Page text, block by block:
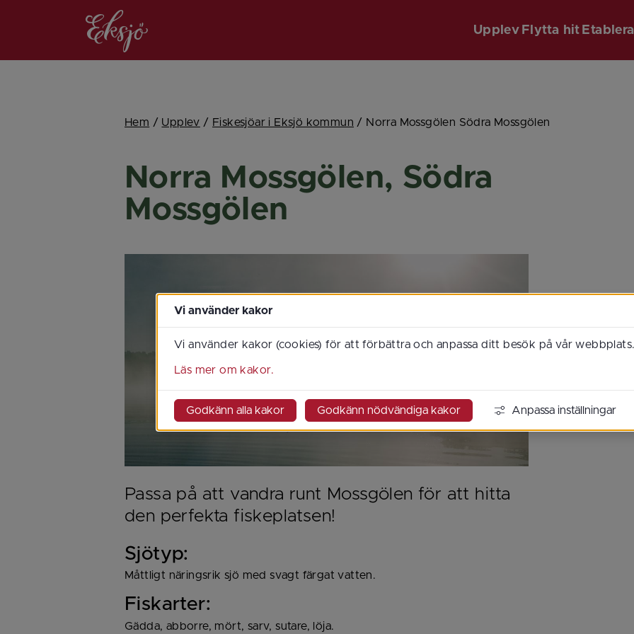
Upplev Flytta hit Etablera
Hem / Upplev / Fiskesjöar i Eksjö kommun / Norra Mossgölen Södra Mossgölen
Norra Mossgölen, Södra
Mossgölen
Passa på att vandra runt Mossgölen för att hitta
den perfekta fiskeplatsen!
Sjötyp:
Måttligt näringsrik sjö med svagt färgat vatten.
Fiskarter:
Gädda, abborre, mört, sarv, sutare, löja.
Vi använder kakor
Vi använder kakor (cookies) för att förbättra och anpassa ditt besök på vår
Läs mer om kakor.
Godkänn alla kakor Godkänn nödvändiga kakor Anpassa inställningar